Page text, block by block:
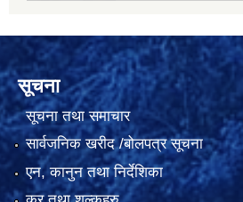
सूचना
सूचना तथा समाचार
सार्वजनिक खरीद /बोलपत्र सूचना
एन, कानुन तथा निर्देशिका